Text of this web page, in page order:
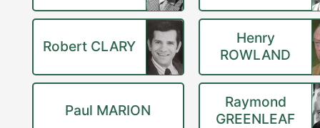
Robert CLARY
Henry
ROWLAND
Paul MARION
Raymond
GREENLEAF